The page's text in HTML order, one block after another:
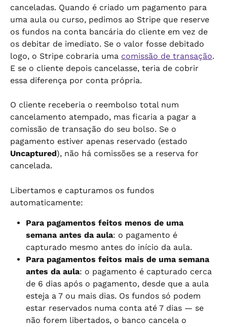
canceladas. Quando é criado um pagamento para
uma aula ou curso, pedimos ao Stripe que reserve
os fundos na conta bancária do cliente em vez de
os debitar de imediato. Se o valor fosse debitado
logo, o Stripe cobraria uma comissão de transação.
E se o cliente depois cancelasse, teria de cobrir
essa diferença por conta própria.
O cliente receberia o reembolso total num
cancelamento atempado, mas ficaria a pagar a
comissão de transação do seu bolso. Se o
pagamento estiver apenas reservado (estado
Uncaptured), não há comissões se a reserva for
cancelada.
Libertamos e capturamos os fundos
automaticamente:
Para pagamentos feitos menos de uma
semana antes da aula: o pagamento é
capturado mesmo antes do início da aula.
Para pagamentos feitos mais de uma semana
antes da aula: o pagamento é capturado cerca
de 6 dias após o pagamento, desde que a aula
esteja a 7 ou mais dias. Os fundos só podem
estar reservados numa conta até 7 dias — se
não forem libertados, o banco cancela o